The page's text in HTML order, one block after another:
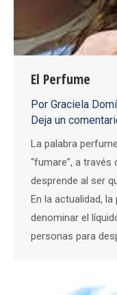
El Perfume
Por Graciela
Deja un
La palabra
“fumare”, a
desprende al ser
En la actualidad,
denominar el
personas para